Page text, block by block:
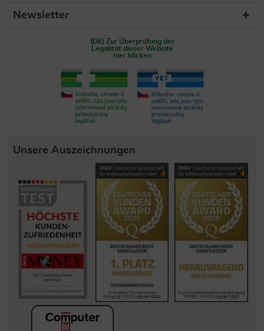
Newsletter
(DE) Zur Überprüfung der
Legalität dieser Website
hier klicken
Unsere Auszeichnungen